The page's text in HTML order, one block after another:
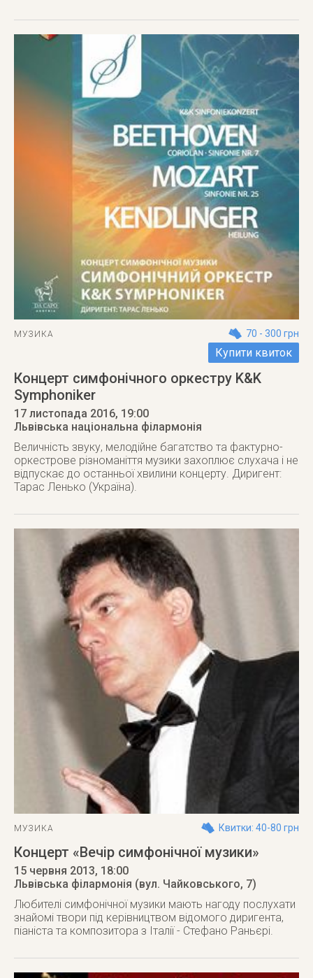
МУЗИКА 70 - 300 грн
Купити квиток
Концерт симфонічного оркестру K&K
Symphoniker
17 листопада 2016, 19:00
Львівська національна філармонія
Величність звуку, мелодійне багатство та фактурно-
оркестрове різноманіття музики захоплює слухача і не
відпускає до останньої хвилини концерту. Диригент:
Тарас Ленько (Україна).
МУЗИКА Квитки: 40-80 грн
Концерт «Вечір симфонічної музики»
15 червня 2013, 18:00
Львівська філармонія (вул. Чайковського, 7)
Любителі симфонічної музики мають нагоду послухати
знайомі твори під керівництвом відомого диригента,
піаніста та композитора з Італії - Стефано Раньєрі.